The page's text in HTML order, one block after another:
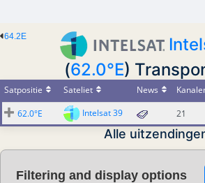
64.2E
(62.0°E)
Satpositie Sateliet News
62.0°E
Intelsat 39 21
Alle
Filtering and display options